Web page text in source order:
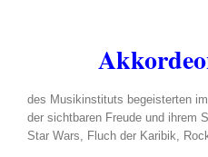
des Musikinstituts begeisterten
der sichtbaren Freude und ihrem
Star Wars, Fluch der Karibik,